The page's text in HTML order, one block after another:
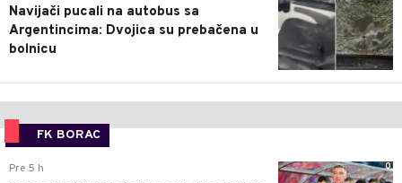
Navijači pucali na autobus sa
Argentincima: Dvojica su prebačena u
bolnicu
FK BORAC
0
Pre 5 h